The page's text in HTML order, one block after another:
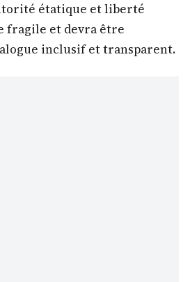
étatique et liberté
fragile et devra être
inclusif et transparent.